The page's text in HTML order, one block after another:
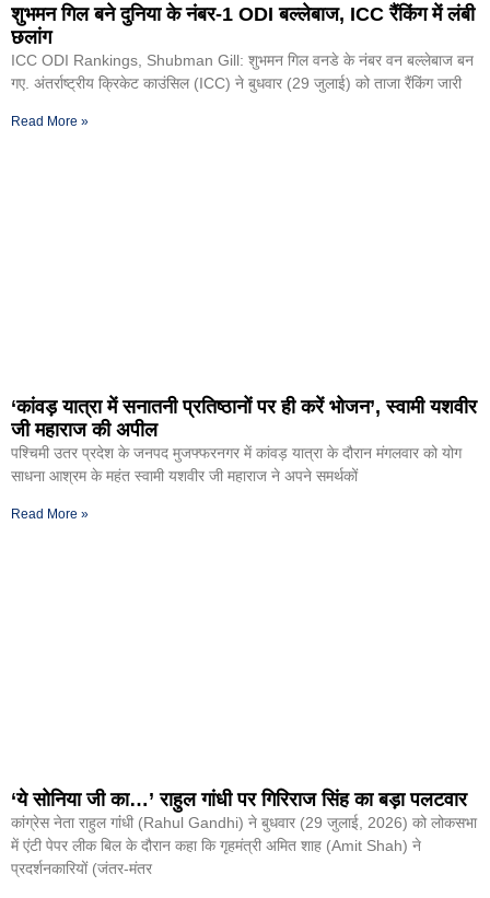
शुभमन गिल बने दुनिया के नंबर-1 ODI बल्लेबाज, ICC रैंकिंग में लंबी
छलांग
ICC ODI Rankings, Shubman Gill: शुभमन गिल वनडे के नंबर वन बल्लेबाज बन
गए. अंतर्राष्ट्रीय क्रिकेट काउंसिल (ICC) ने बुधवार (29 जुलाई) को ताजा रैंकिंग जारी
Read More »
‘कांवड़ यात्रा में सनातनी प्रतिष्ठानों पर ही करें भोजन’, स्वामी यशवीर
जी महाराज की अपील
पश्चिमी उतर प्रदेश के जनपद मुजफ्फरनगर में कांवड़ यात्रा के दौरान मंगलवार को योग
साधना आश्रम के महंत स्वामी यशवीर जी महाराज ने अपने समर्थकों
Read More »
‘ये सोनिया जी का…’ राहुल गांधी पर गिरिराज सिंह का बड़ा पलटवार
कांग्रेस नेता राहुल गांंधी (Rahul Gandhi) ने बुधवार (29 जुलाई, 2026) को लोकसभा
में एंटी पेपर लीक बिल के दौरान कहा कि गृहमंत्री अमित शाह (Amit Shah) ने
प्रदर्शनकारियों (जंतर-मंतर